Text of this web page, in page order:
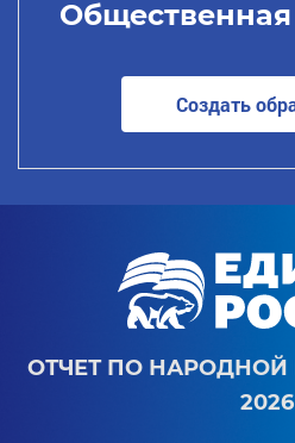
Создать
ОТЧЕТ ПО НАРОДНОЙ
2026